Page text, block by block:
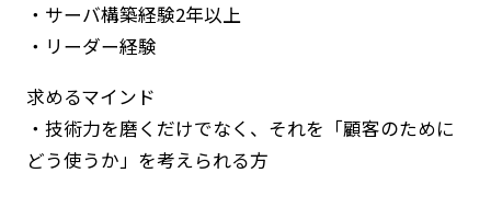
・サーバ構築経験2年以上
・リーダー経験
求めるマインド
・技術力を磨くだけでなく、それを「顧客のために
どう使うか」を考えられる方